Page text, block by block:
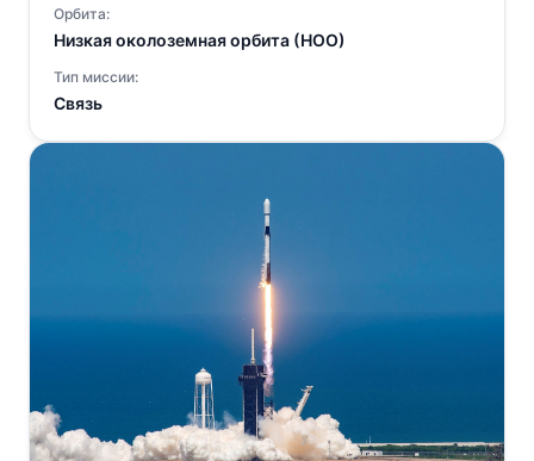
Орбита:
Низкая околоземная орбита (НОО)
Тип миссии:
Связь